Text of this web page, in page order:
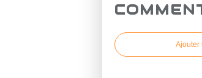
Ajouter